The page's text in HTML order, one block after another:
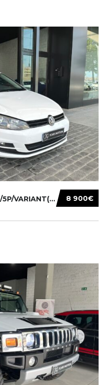
8 900€
VOLKSWAGEN GOLF VII(AU)3/5P/VARIANT(12-16 20...